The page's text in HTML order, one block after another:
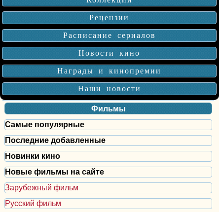
Рецензии
Расписание сериалов
Новости кино
Награды и кинопремии
Наши новости
Фильмы
Самые популярные
Последние добавленные
Новинки кино
Новые фильмы на сайте
Зарубежный фильм
Русский фильм